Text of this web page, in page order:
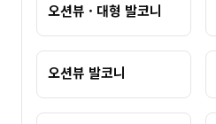
오션뷰 · 대형 발코니
오션뷰 발코니